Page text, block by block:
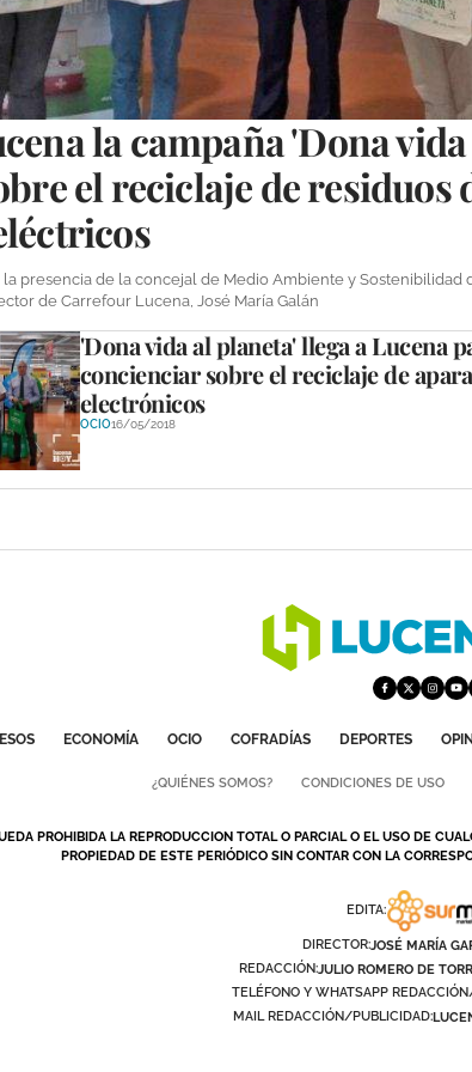
la campaña 'Dona
el reciclaje de residuos
presencia de la concejal de Medio Ambiente y Sostenibilidad
de Carrefour Lucena, José María Galán
'Dona vida al planeta' llega a Lucena
concienciar sobre el reciclaje de
electrónicos
OCIO16/05/2018
ECONOMÍA OCIO COFRADÍAS DEPORTES
¿QUIÉNES SOMOS? CONDICIONES DE USO
PROHIBIDA LA REPRODUCCION TOTAL O PARCIAL O EL USO DE
PROPIEDAD DE ESTE PERIÓDICO SIN CONTAR CON LA
EDITA:
DIRECTOR:JOSÉ MARÍA
REDACCIÓN:JULIO ROMERO DE
TELÉFONO Y WHATSAPP
MAIL REDACCIÓN/PUBLICIDAD: